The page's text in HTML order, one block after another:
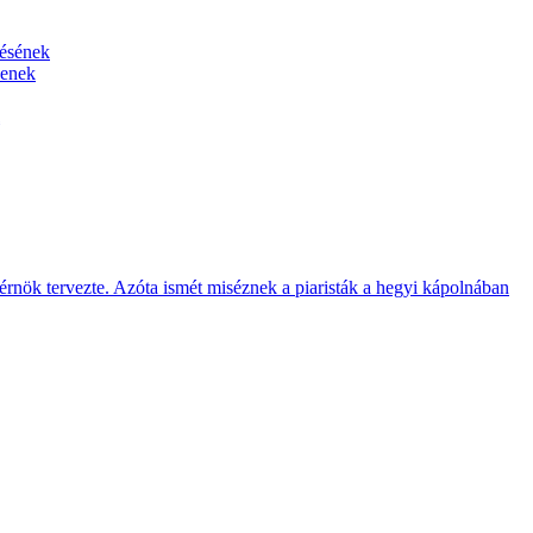
tervezte. Azóta ismét miséznek a piaristák a hegyi kápolnában